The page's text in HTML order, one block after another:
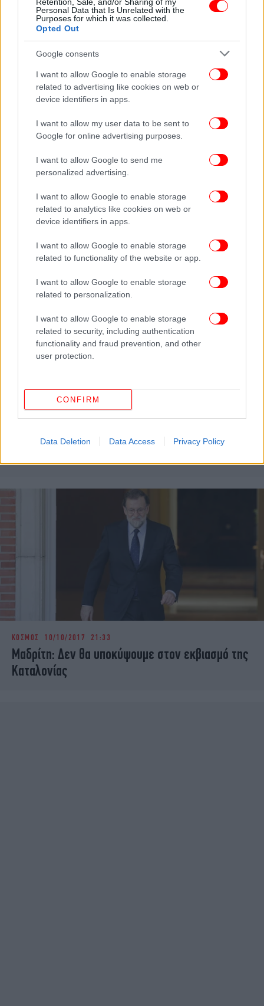
Personal Data that Is Unrelated with the
Purposes for which it was collected.
Opted Out
Google consents
I want to allow Google to enable storage
related to advertising like cookies on web or
device identifiers in apps.
I want to allow my user data to be sent to
Google for online advertising purposes.
I want to allow Google to send me
personalized advertising.
I want to allow Google to enable storage
related to analytics like cookies on web or
device identifiers in apps.
I want to allow Google to enable storage
related to functionality of the website or app.
I want to allow Google to enable storage
related to personalization.
I want to allow Google to enable storage
related to security, including authentication
functionality and fraud prevention, and other
user protection.
CONFIRM
Data Deletion Data Access Privacy Policy
μπορούσε να επιλύσει την κρίση κάνοντας
εκλογές
ΚΟΣΜΟΣ 11/10/2017 20:51
El Pais: Η Καταλονία έκανε «kolotumba» όπως ο
Τσίπρας
Ραχόι σε Καταλονία: Διευκρινίστε μας, κηρύξατε
ΚΟΣΜΟΣ 10/10/2017 21:33
Μαδρίτη: Δεν θα υποκύψουμε στον εκβιασμό της
Καταλονίας